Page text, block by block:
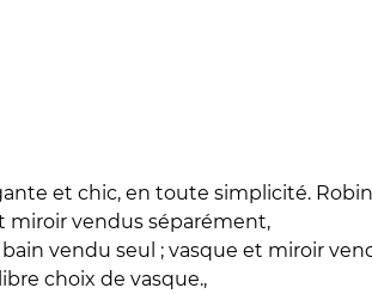
et chic, en toute simplicité.
miroir vendus séparément,
vendu seul ; vasque et miroir
choix de vasque.,